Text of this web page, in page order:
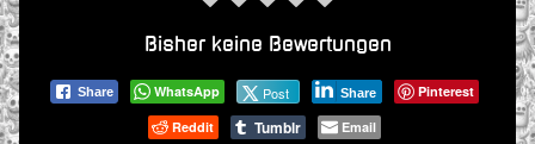
Bisher keine Bewertungen
Share WhatsApp Post Share
Pinterest
Reddit
Tumblr Email